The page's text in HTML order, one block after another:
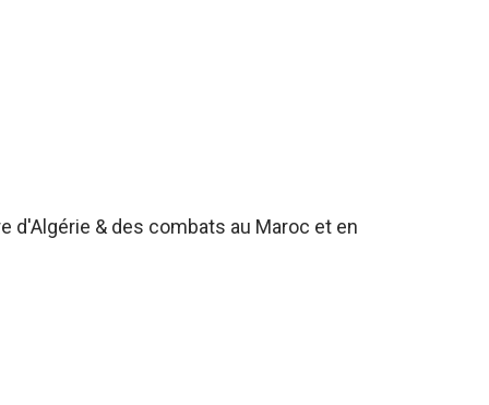
d'Algérie & des combats au Maroc et en